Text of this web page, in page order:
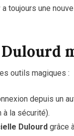
toujours une
outils magiques :
depuis un
à la sécurité).
Dulourd grâce